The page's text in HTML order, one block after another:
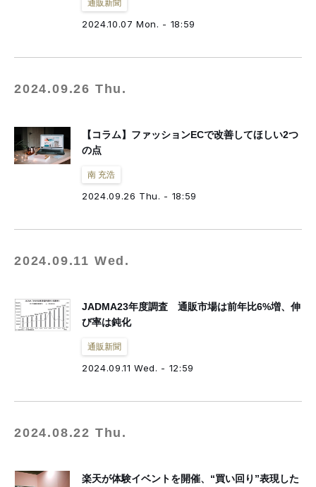
通販新聞
2024.10.07 Mon. - 18:59
2024.09.26 Thu.
【コラム】ファッションECで改善してほしい2つ
の点
南 充浩
2024.09.26 Thu. - 18:59
2024.09.11 Wed.
JADMA23年度調査 通販市場は前年比6%増、伸
び率は鈍化
通販新聞
2024.09.11 Wed. - 12:59
2024.08.22 Thu.
楽天が体験イベントを開催、“買い回り”表現した